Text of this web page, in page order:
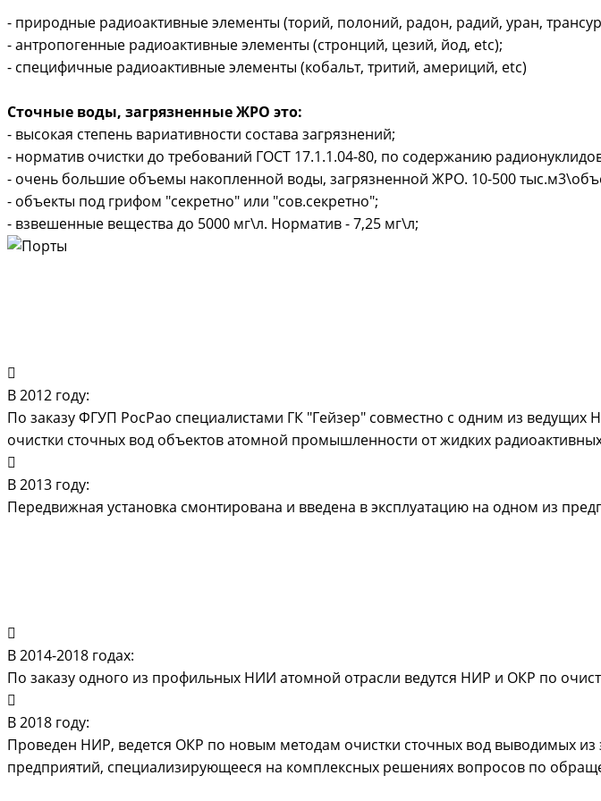
- природные радиоактивные элементы (торий, полоний, радон, радий, уран,
- антропогенные радиоактивные элементы (стронций, цезий, йод, etc);
- специфичные радиоактивные элементы (кобальт, тритий, америций, etc)
Сточные воды, загрязненные ЖРО это:
- высокая степень вариативности состава загрязнений;
- норматив очистки до требований ГОСТ 17.1.1.04-80, по содержанию
- очень большие объемы накопленной воды, загрязненной ЖРО. 10-500
- объекты под грифом "секретно" или "сов.секретно";
- взвешенные вещества до 5000 мг\л. Норматив - 7,25 мг\л;
В 2012 году:
По заказу ФГУП РосРао специалистами ГК "Гейзер" совместно с одним из
очистки сточных вод объектов атомной промышленности от жидких
В 2013 году:
Передвижная установка смонтирована и введена в эксплуатацию на одном из
В 2014-2018 годах:
По заказу одного из профильных НИИ атомной отрасли ведутся НИР и ОКР по
В 2018 году:
Проведен НИР, ведется ОКР по новым методам очистки сточных вод выводимых из
предприятий, специализирующееся на комплексных решениях вопросов по